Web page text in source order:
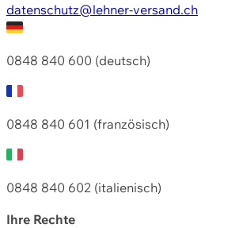
datenschutz@lehner-versand.ch
0848 840 600 (deutsch)
0848 840 601 (französisch)
0848 840 602 (italienisch)
Ihre Rechte